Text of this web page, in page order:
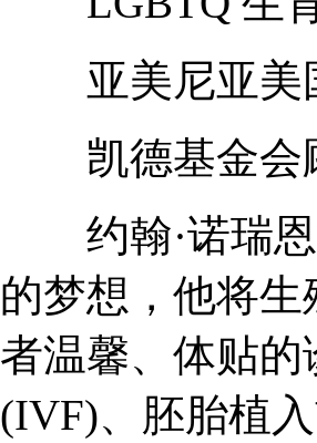
亚美尼亚美
凯德基金会
约翰·诺瑞恩
的梦想，他将
者温馨、体贴
(IVF)、胚胎植